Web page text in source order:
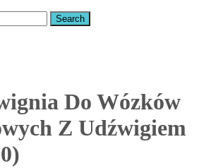
Do Wózków
Z Udźwigiem